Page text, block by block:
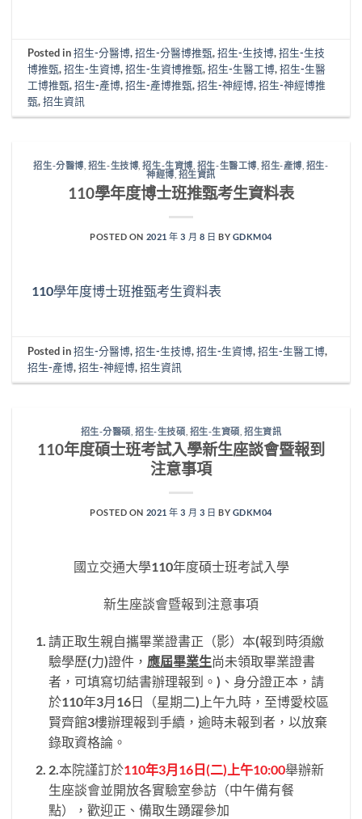
Posted in招生-分醫博,招生-分醫博推甄,招生-生技博,招生-生技
博推甄,招生-生資博,招生-生資博推甄,招生-生醫工博,招生-生醫
工博推甄,招生-產博,招生-產博推甄,招生-神經博,招生-神經博推
甄,招生資訊
招生-分醫博, 招生-生技博,招生-生資博, 招生-生醫工博, 招生-產博, 招生-
神經博, 招生資訊
110學年度博士班推甄考生資料表
POSTED ON 2021 年 3 月 8 日 BY GDKM04
110學年度博士班推甄考生資料表
Posted in招生-分醫博,招生-生技博,招生-生資博,招生-生醫工博,
招生-產博,招生-神經博,招生資訊
招生-分醫碩 ,招生-生技碩 招生-生資碩 ,招生資訊
110年度碩士班考試入學新生座談會暨報到
注意事項
POSTED ON 2021 年 3 月 3 日 BY GDKM04
國立交通大學110年度碩士班考試入學
新生座談會暨報到注意事項
請正取生親自攜畢業證書正（影）本(報到時須繳
驗學歷(力)證件， 應屆畢業生尚未領取畢業證書
者，可填寫切結書辦理報到。)、身分證正本，請
於110年3月16日（星期二)上午九時，至博愛校區
賢齊館3樓辦理報到手續，逾時未報到者，以放棄
錄取資格論。
2.本院謹訂於110年3月16日(二)上午10:00舉辦新
生座談會並開放各實驗室參訪（中午備有餐
點），歡迎正、備取生踴躍參加